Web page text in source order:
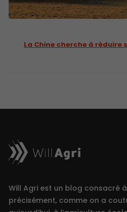
La Chine cherche à
Will Agri est un blog consacré
précisément, comme on a